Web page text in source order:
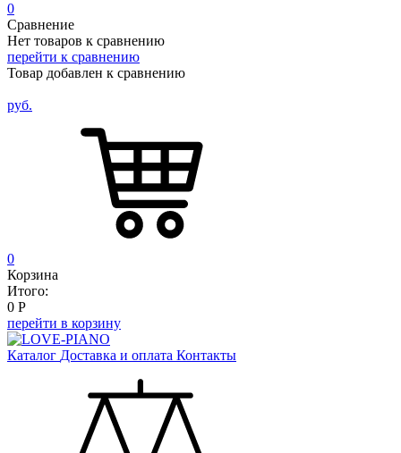
0
Сравнение
Нет товаров к сравнению
перейти к сравнению
Товар добавлен к сравнению
руб.
0
Корзина
Итого:
0 Р
перейти в корзину
Каталог Доставка и оплата Контакты